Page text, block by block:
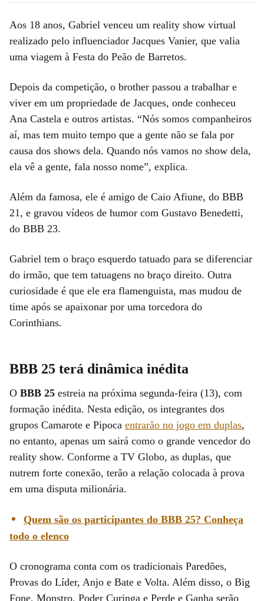
Aos 18 anos, Gabriel venceu um reality show virtual
realizado pelo influenciador Jacques Vanier, que valia
uma viagem à Festa do Peão de Barretos.
Depois da competição, o brother passou a trabalhar e
viver em um propriedade de Jacques, onde conheceu
Ana Castela e outros artistas. “Nós somos companheiros
aí, mas tem muito tempo que a gente não se fala por
causa dos shows dela. Quando nós vamos no show dela,
ela vê a gente, fala nosso nome”, explica.
Além da famosa, ele é amigo de Caio Afiune, do BBB
21, e gravou vídeos de humor com Gustavo Benedetti,
do BBB 23.
Gabriel tem o braço esquerdo tatuado para se diferenciar
do irmão, que tem tatuagens no braço direito. Outra
curiosidade é que ele era flamenguista, mas mudou de
time após se apaixonar por uma torcedora do
Corinthians.
BBB 25 terá dinâmica inédita
O BBB 25 estreia na próxima segunda-feira (13), com
formação inédita. Nesta edição, os integrantes dos
grupos Camarote e Pipoca entrarão no jogo em duplas,
no entanto, apenas um sairá como o grande vencedor do
reality show. Conforme a TV Globo, as duplas, que
nutrem forte conexão, terão a relação colocada à prova
em uma disputa milionária.
Quem são os participantes do BBB 25? Conheça
todo o elenco
O cronograma conta com os tradicionais Paredões,
Provas do Líder, Anjo e Bate e Volta. Além disso, o Big
Fone, Monstro, Poder Curinga e Perde e Ganha serão